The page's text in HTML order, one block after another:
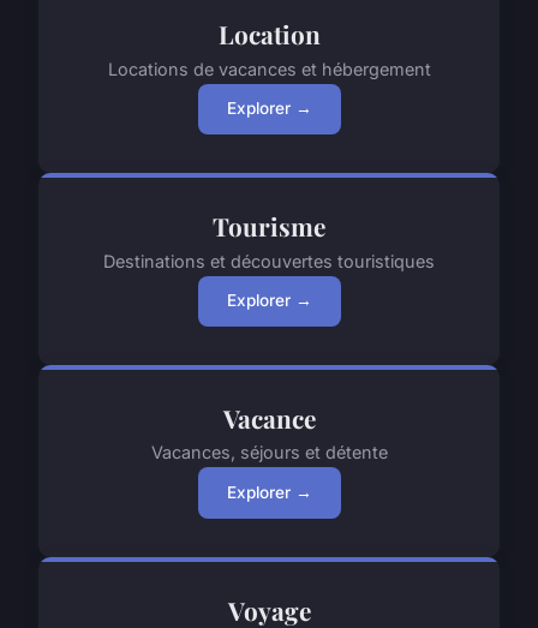
Location
Locations de vacances et hébergement
Explorer →
Tourisme
Destinations et découvertes touristiques
Explorer →
Vacance
Vacances, séjours et détente
Explorer →
Voyage